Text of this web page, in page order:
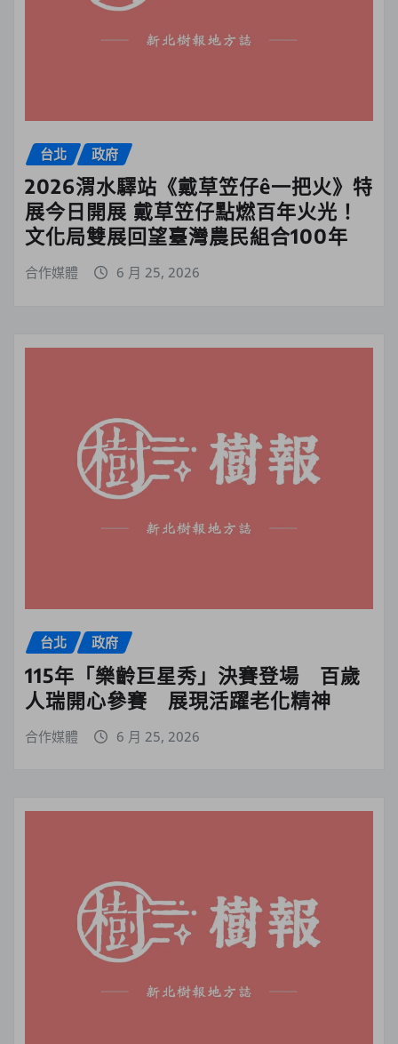
台北 政府
2026渭水驛站《戴草笠仔ê一把火》特
展今日開展 戴草笠仔點燃百年火光！
文化局雙展回望臺灣農民組合100年
合作媒體 6 月 25, 2026
台北 政府
115年「樂齡巨星秀」決賽登場 百歲
人瑞開心參賽 展現活躍老化精神
合作媒體 6 月 25, 2026